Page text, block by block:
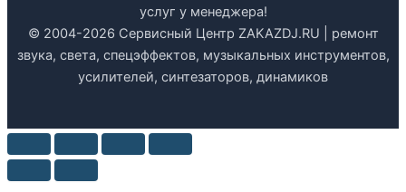
услуг у менеджера!
© 2004-2026 Сервисный Центр ZAKAZDJ.RU | ремонт
звука, света, спецэффектов, музыкальных инструментов,
усилителей, синтезаторов, динамиков